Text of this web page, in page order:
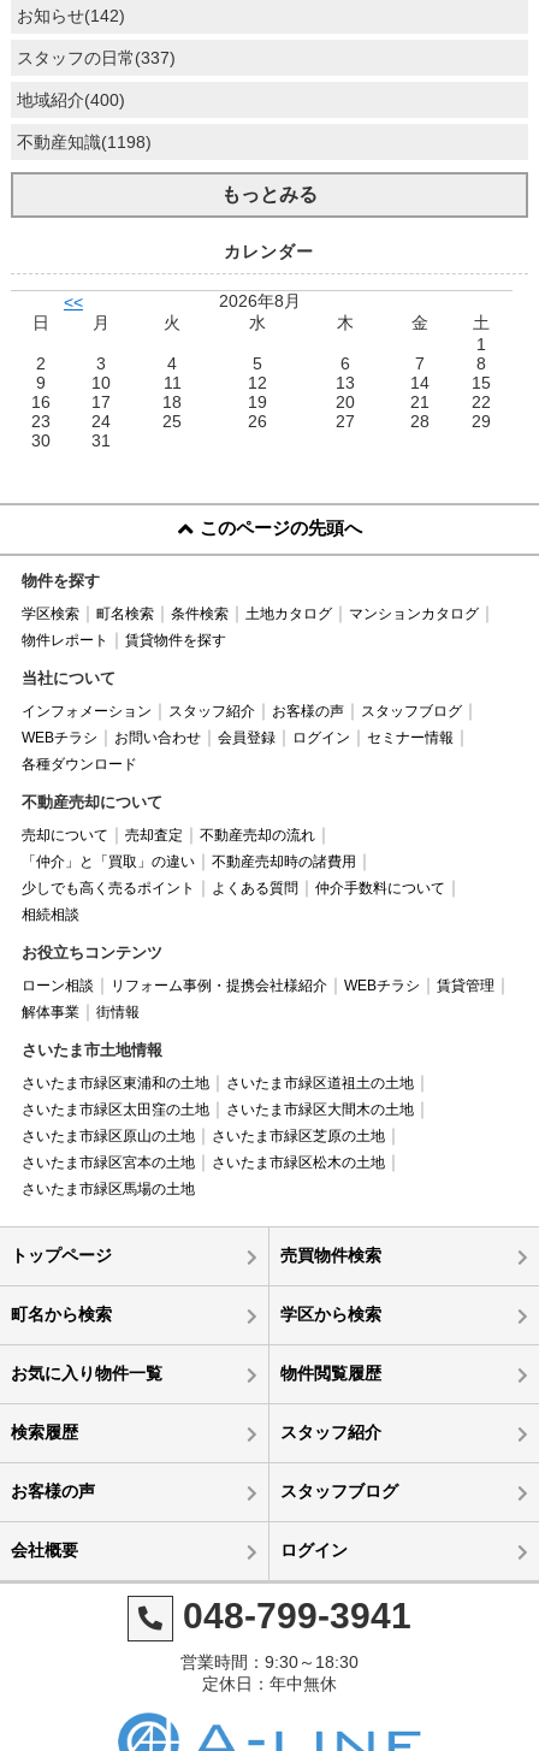
お知らせ(142)
スタッフの日常(337)
地域紹介(400)
不動産知識(1198)
もっとみる
カレンダー
<<
2026年8月
日
月 火 水 木 金
土
1
2
3 4 5 6 7
8
9
10 11 12 13 14
15
16
17 18 19 20 21
22
23
24 25 26 27 28
29
30
31
このページの先頭へ
物件を探す
学区検索 町名検索 条件検索 土地カタログ
マンションカタログ
物件レポート
賃貸物件を探す
当社について
インフォメーション スタッフ紹介 お客様の声
スタッフブログ
WEBチラシ
お問い合わせ 会員登録 ログイン
セミナー情報
各種ダウンロード
不動産売却について
売却について 売却査定
不動産売却の流れ
「仲介」と「買取」の違い
不動産売却時の諸費用
少しでも高く売るポイント
よくある質問
仲介手数料について
相続相談
お役立ちコンテンツ
ローン相談 リフォーム事例・提携会社様紹介 WEBチラシ
賃貸管理
解体事業
街情報
さいたま市土地情報
さいたま市緑区東浦和の土地
さいたま市緑区道祖土の土地
さいたま市緑区太田窪の土地
さいたま市緑区大間木の土地
さいたま市緑区原山の土地
さいたま市緑区芝原の土地
さいたま市緑区宮本の土地
さいたま市緑区松木の土地
さいたま市緑区馬場の土地
トップページ 売買物件検索
町名から検索 学区から検索
お気に入り物件一覧 物件閲覧履歴
検索履歴 スタッフ紹介
お客様の声 スタッフブログ
会社概要 ログイン
048-799-3941
営業時間：9:30～18:30
定休日：年中無休